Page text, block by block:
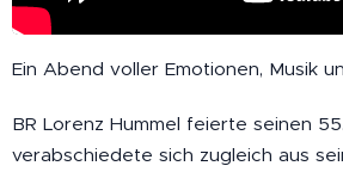
Ein Abend voller Emotionen, Musik
BR Lorenz Hummel feierte seinen
verabschiedete sich zugleich aus